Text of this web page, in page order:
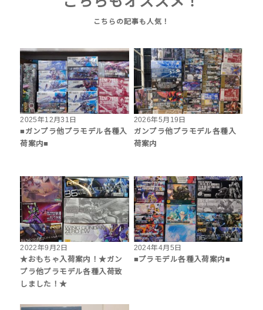
2025年12月31日
■ガンプラ他プラモデル各種入
荷案内■
2026年5月19日
ガンプラ他プラモデル各種入
荷案内
2022年9月2日
★おもちゃ入荷案内！★ガン
プラ他プラモデル各種入荷致
しました！★
2024年4月5日
■プラモデル各種入荷案内■